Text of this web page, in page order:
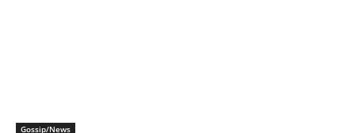
Gossip/News